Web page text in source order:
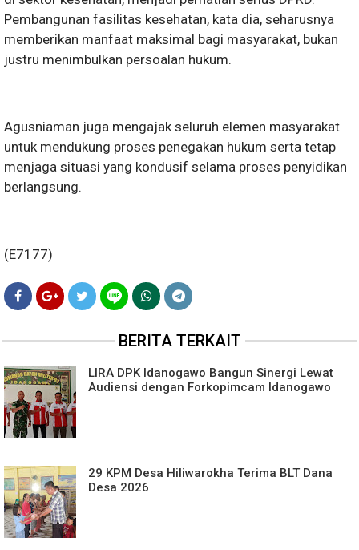
Pembangunan fasilitas kesehatan, kata dia, seharusnya
memberikan manfaat maksimal bagi masyarakat, bukan
justru menimbulkan persoalan hukum.
Agusniaman juga mengajak seluruh elemen masyarakat
untuk mendukung proses penegakan hukum serta tetap
menjaga situasi yang kondusif selama proses penyidikan
berlangsung.
(E7177)
BERITA TERKAIT
LIRA DPK Idanogawo Bangun Sinergi Lewat
Audiensi dengan Forkopimcam Idanogawo
29 KPM Desa Hiliwarokha Terima BLT Dana
Desa 2026